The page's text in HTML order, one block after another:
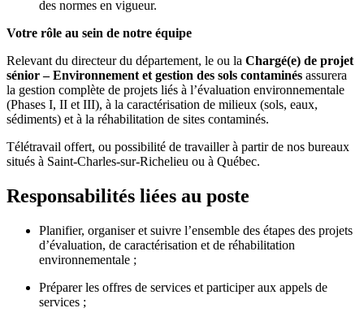
des normes en vigueur.
Votre rôle au sein de notre équipe
Relevant du directeur du département, le ou la Chargé(e) de projet
sénior – Environnement et gestion des sols contaminés assurera
la gestion complète de projets liés à l’évaluation environnementale
(Phases I, II et III), à la caractérisation de milieux (sols, eaux,
sédiments) et à la réhabilitation de sites contaminés.
Télétravail offert, ou possibilité de travailler à partir de nos bureaux
situés à Saint-Charles-sur-Richelieu ou à Québec.
Responsabilités liées au poste
Planifier, organiser et suivre l’ensemble des étapes des projets
d’évaluation, de caractérisation et de réhabilitation
environnementale ;
Préparer les offres de services et participer aux appels de
services ;